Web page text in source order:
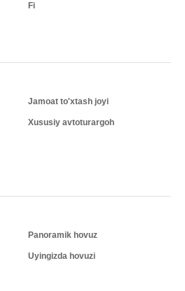
Fi
Jamoat to'xtash joyi
Xususiy avtoturargoh
Panoramik hovuz
Uyingizda hovuzi